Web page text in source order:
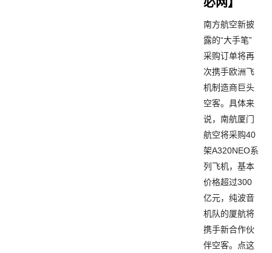
南方航空新披
露的“大手笔”
采购订单将再
次携手欧洲飞
机制造商巨头
空客。具体来
说，南航厦门
航空将采购40
架A320NEO系
列飞机，基本
价格超过300
亿元，纯波音
机队的厦航将
携手新合作伙
伴空客。点这